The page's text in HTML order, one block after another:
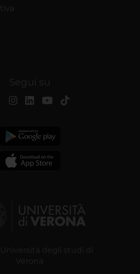
Segui su
Università degli studi di
Verona